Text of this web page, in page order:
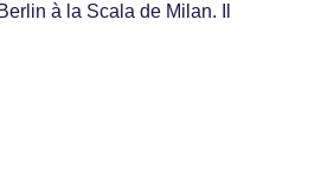
à la Scala de Milan. Il